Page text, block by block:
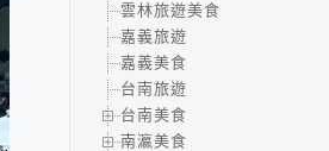
雲林旅遊美食
嘉義旅遊
嘉義美食
台南旅遊
台南美食
南瀛美食